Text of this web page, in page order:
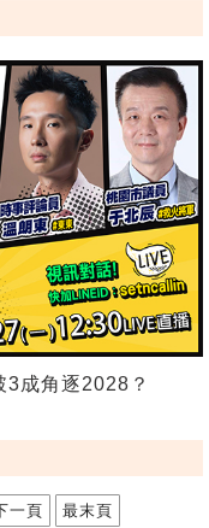
成角逐2028？
一頁 最末頁